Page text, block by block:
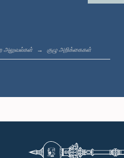
அலுவல்கள் குழு அறிக்கைகள்